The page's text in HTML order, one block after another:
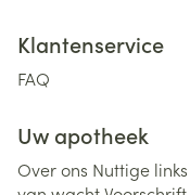
Klantenservice
FAQ
Uw apotheek
Over ons Nuttige links